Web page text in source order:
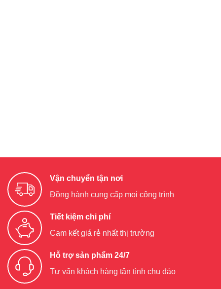
Vận chuyển tận nơi
Đồng hành cung cấp mọi công trình
Tiết kiệm chi phí
Cam kết giá rẻ nhất thị trường
Hỗ trợ sản phẩm 24/7
Tư vấn khách hàng tận tình chu đáo